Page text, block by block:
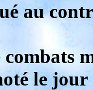
au
le jour